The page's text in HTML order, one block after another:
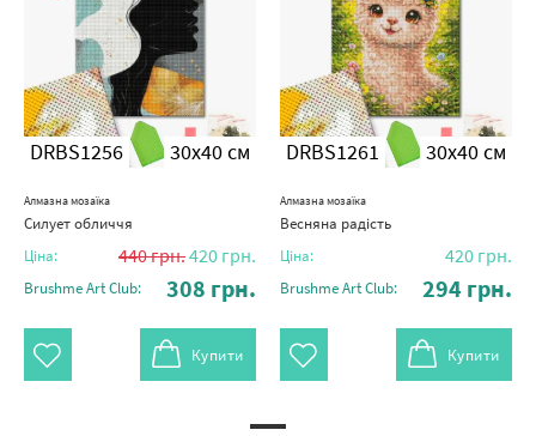
DRBS1256 30x40 см
Алмазна мозаїка
Силует обличчя
Ціна: 440грн.420 грн.
Brushme Art Club: 308 грн.
Купити
DRBS1261 30x40 см
Алмазна мозаїка
Весняна радість
Ціна: 420 грн.
Brushme Art Club: 294 грн.
Купити